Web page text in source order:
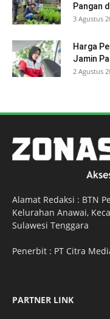
Pangan
3 Agustus
Harga
Jamin
2 Agustus
Alamat Redaksi : BTN
Kelurahan Anawai,
Sulawesi Tenggara
Penerbit : PT Citra
PARTNER LINK